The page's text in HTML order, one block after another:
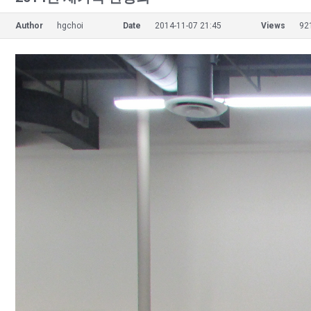
Author hgchoi Date 2014-11-07 21:45 Views